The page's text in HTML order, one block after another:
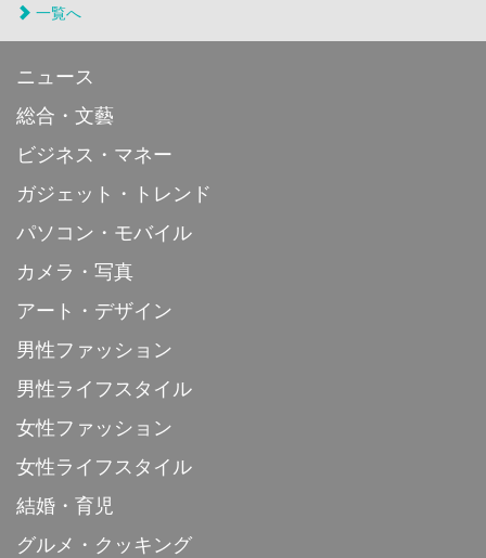
一覧へ
ニュース
総合・文藝
ビジネス・マネー
ガジェット・トレンド
パソコン・モバイル
カメラ・写真
アート・デザイン
男性ファッション
男性ライフスタイル
女性ファッション
女性ライフスタイル
結婚・育児
グルメ・クッキング